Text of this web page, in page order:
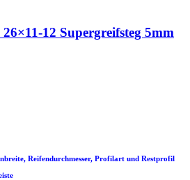
12 Supergreifsteg 5mm
Reifendurchmesser, Profilart und Restprofil